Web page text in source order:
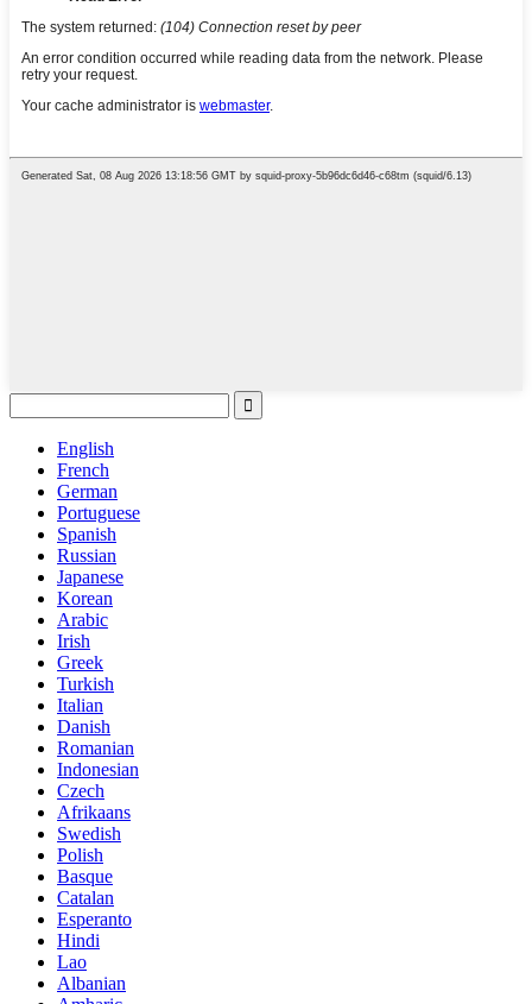
English
French
German
Portuguese
Spanish
Russian
Japanese
Korean
Arabic
Irish
Greek
Turkish
Italian
Danish
Romanian
Indonesian
Czech
Afrikaans
Swedish
Polish
Basque
Catalan
Esperanto
Hindi
Lao
Albanian